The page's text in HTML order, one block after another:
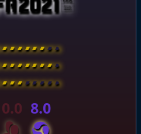
\ \ \ \ \ \ \ ]
\ \ \ \ \ \ \ ]
\ \ \ \ \ \ \ ]
0.0 8.0